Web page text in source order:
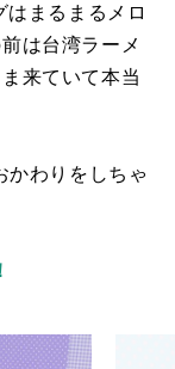
まるまるメロ
は台湾ラーメ
来ていて本当
かわりをしちゃ